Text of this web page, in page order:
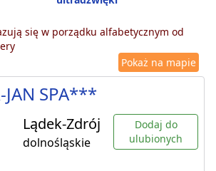
się w porządku alfabetycznym od
Pokaż na mapie
SPA***
Lądek-Zdrój
dolnośląskie
Dodaj do
ulubionych